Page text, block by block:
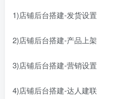
1)店铺后台搭建-发货设置
2)店铺后台搭建-产品上架
3)店铺后台搭建-营销设置
4)店铺后台搭建-达人建联